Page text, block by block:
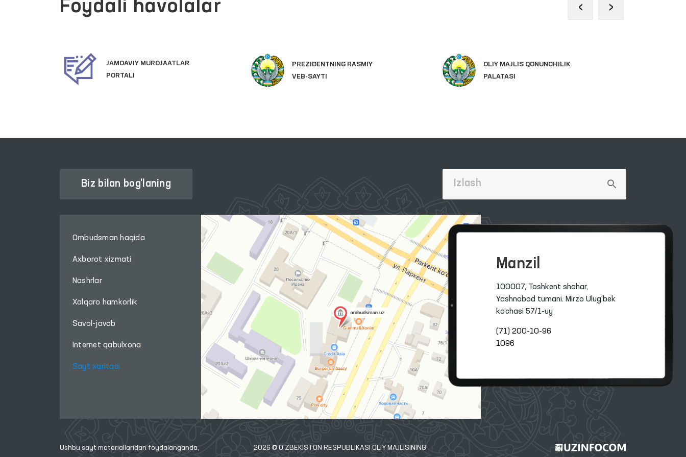
Foydali havolalar
JAMOAVIY MUROJAATLAR
PORTALI
PREZIDENTNING RASMIY
VEB-SAYTI
OLIY MAJLIS QONUNCHILIK
PALATASI
‹ ›
Biz bilan bog'laning
Ombudsman haqida
Axborot xizmati
Nashrlar
Xalqaro hamkorlik
Savol-javob
Internet qabulxona
Sayt xaritasi
Manzil
100007, Toshkent shahar,
Yashnobod tumani. Mirzo Ulug‘bek
ko‘chasi 57/1-uy
(71) 200-10-96
1096
Ushbu sayt materiallaridan foydalanganda,
2026 © O'ZBEKISTON RESPUBLIKASI OLIY MAJLISINING